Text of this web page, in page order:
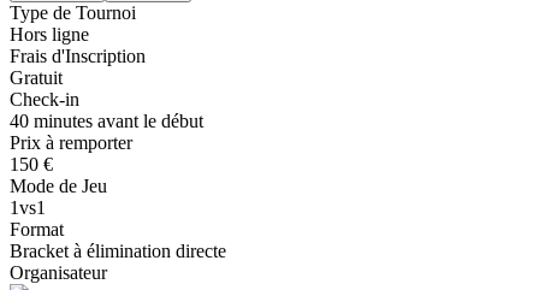
Type de Tournoi
Hors ligne
Frais d'Inscription
Gratuit
Check-in
40 minutes avant le début
Prix à remporter
150 €
Mode de Jeu
1vs1
Format
Bracket à élimination directe
Organisateur